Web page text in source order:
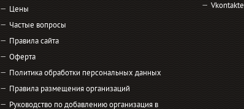
Цены
Частые вопросы
Правила сайта
Оферта
Политика обработки персональных данных
Правила размещения организаций
Руководство по добавлению организация в
Vkontakte